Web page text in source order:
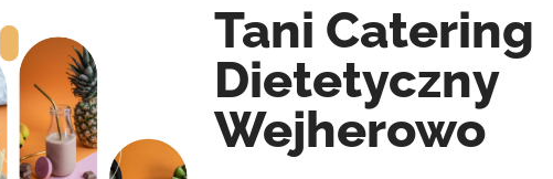
Tani Catering
Dietetyczny
Wejherowo